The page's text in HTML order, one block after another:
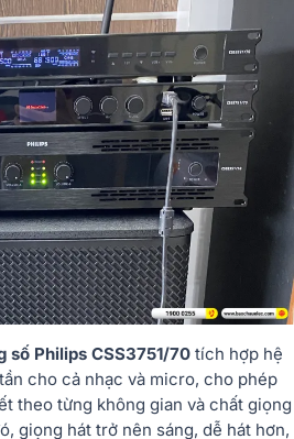
số Philips CSS3751/70 tích hợp hệ
cho cả nhạc và micro, cho phép
theo từng không gian và chất giọng
giọng hát trở nên sáng, dễ hát hơn,